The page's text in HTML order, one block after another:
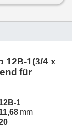
12B-1(3/4 x
für
12B-1
11,68 mm